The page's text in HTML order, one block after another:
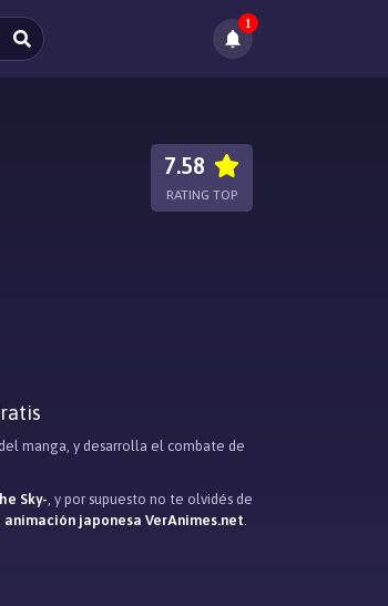
1
7.58
RATING TOP
manga, y desarrolla el combate de
Sky-, y por supuesto no te olvidés de
japonesa VerAnimes.net.